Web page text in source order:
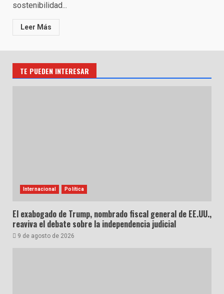
sostenibilidad...
Leer Más
TE PUEDEN INTERESAR
Internacional Política
El exabogado de Trump, nombrado fiscal general de EE.UU.,
reaviva el debate sobre la independencia judicial
9 de agosto de 2026